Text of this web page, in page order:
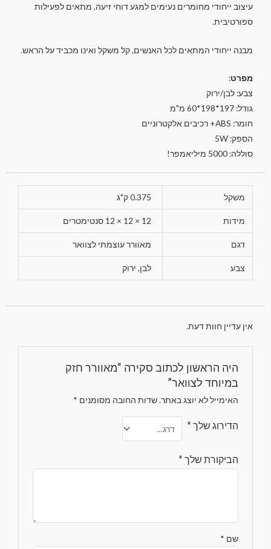
עיצוב ייחודי מחומרים נעימים למגע דוחי זיעה, מתאים לפעילות
ספורטיבית.
מבנה ייחודי המתאים לכל האנשים, קל משקל ואינו מכביד על הראש.
מפרט:
צבע: לבן/ירוק
גודל: 197*198*60 מ"מ
חומר: ABS+ רכיבים אלקטרוניים
הספק: 5W
סוללה: 5000 מיליאמפר!
משקל 0.375 ק"ג
מידות 12 × 12 × 12 סנטימטרים
דגם מאוורר עוצמתי לצוואר
צבע לבן, ירוק
אין עדיין חוות דעת.
היה הראשון לכתוב סקירה “מאוורר חזק
במיוחד לצוואר”
האימייל לא יוצג באתר.שדות החובה מסומנים *
הדירוג שלך *
הביקורת שלך *
שם *